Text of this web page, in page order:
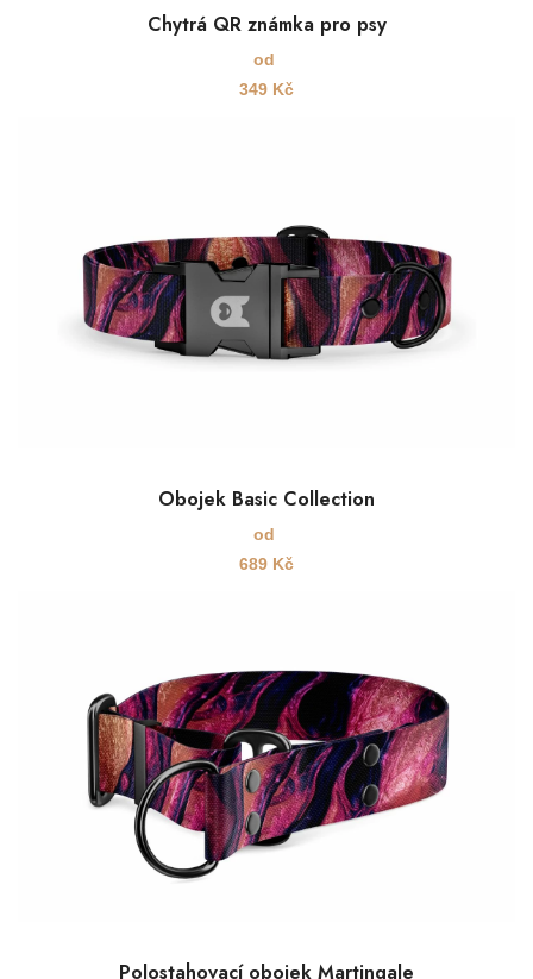
Chytrá QR známka pro psy
od
349 Kč
Obojek Basic Collection
od
689 Kč
Polostahovací obojek Martingale